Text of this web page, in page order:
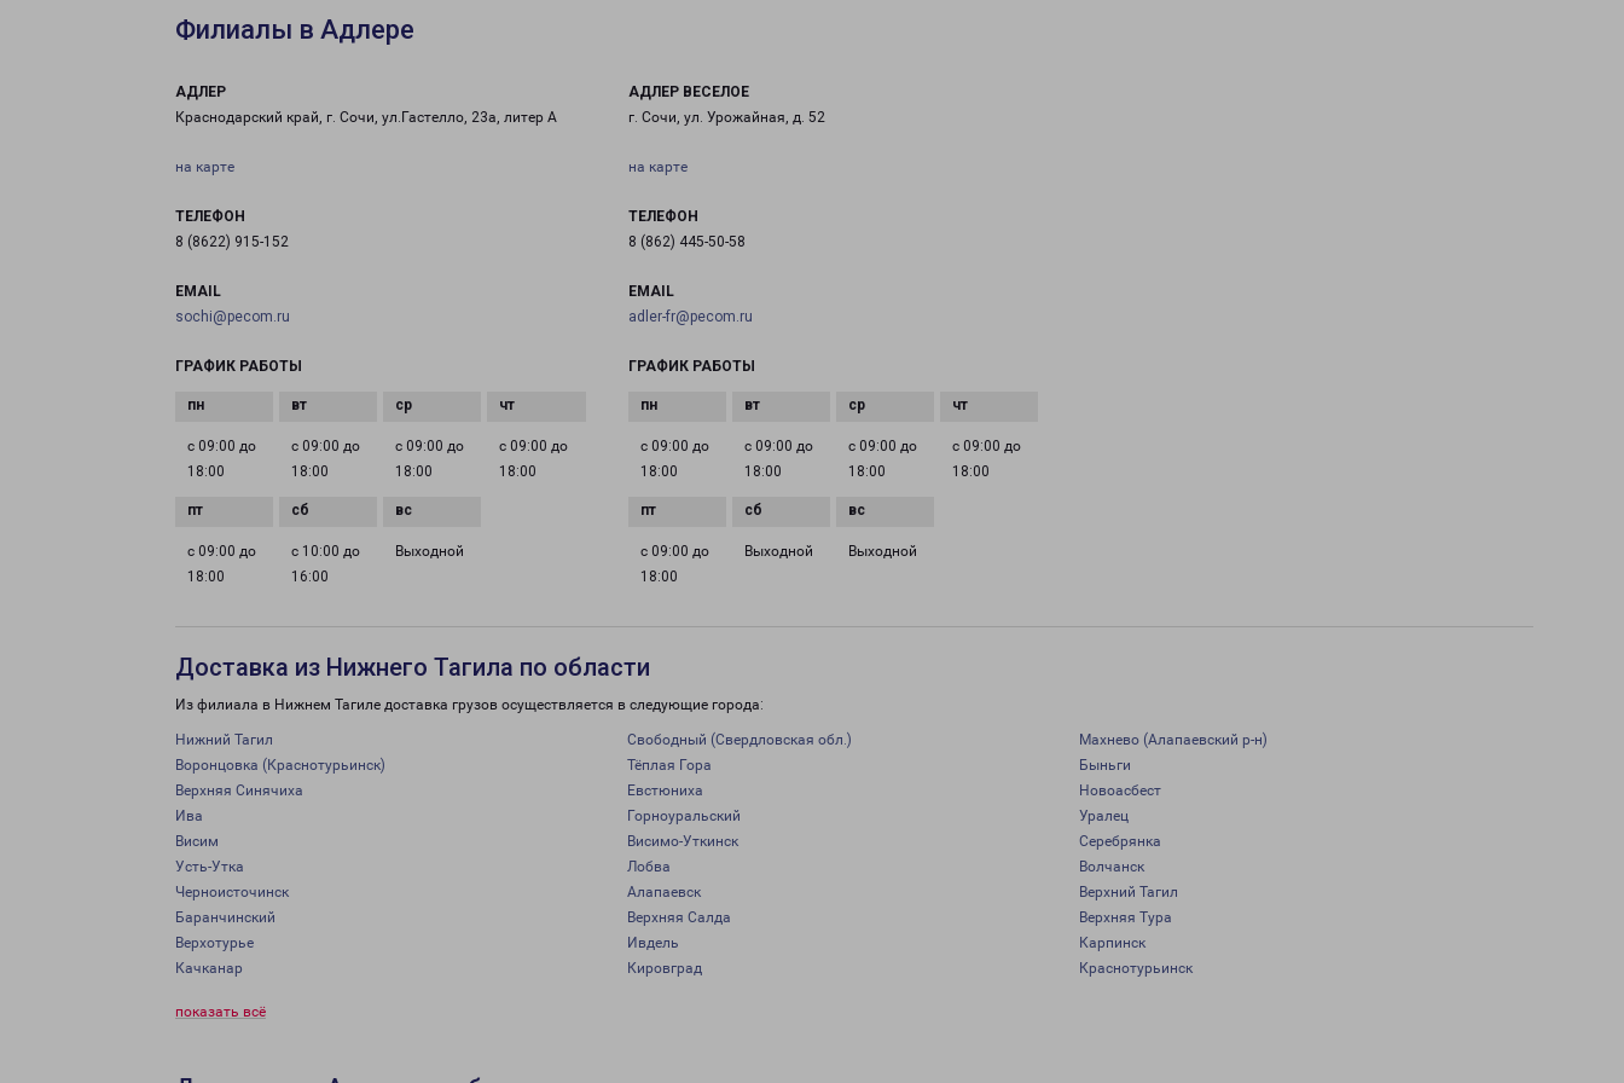
Филиалы в Адлере
АДЛЕР
Краснодарский край, г. Сочи, ул.Гастелло, 23а, литер А
на карте
ТЕЛЕФОН
8 (8622) 915-152
EMAIL
sochi@pecom.ru
ГРАФИК РАБОТЫ
с 09:00 до
18:00
с 09:00 до
18:00
с 09:00 до
18:00
с 09:00 до
18:00
с 09:00 до
18:00
с 10:00 до
16:00
Выходной
АДЛЕР ВЕСЕЛОЕ
г. Сочи, ул. Урожайная, д. 52
на карте
ТЕЛЕФОН
8 (862) 445-50-58
EMAIL
adler-fr@pecom.ru
ГРАФИК РАБОТЫ
с 09:00 до
18:00
с 09:00 до
18:00
с 09:00 до
18:00
с 09:00 до
18:00
с 09:00 до
18:00
Выходной Выходной
Доставка из Нижнего Тагила по области
Из филиала в Нижнем Тагиле доставка грузов осуществляется в следующие города:
Нижний Тагил Свободный (Свердловская обл.)
Махнево (Алапаевский р-н)
Воронцовка (Краснотурьинск)
Тёплая Гора
Быньги
Верхняя Синячиха
Евстюниха
Новоасбест
Ива
Горноуральский
Уралец
Висим
Висимо-Уткинск
Серебрянка
Усть-Утка
Лобва
Волчанск
Черноисточинск
Алапаевск
Верхний Тагил
Баранчинский
Верхняя Салда
Верхняя Тура
Верхотурье
Ивдель
Карпинск
Качканар
Кировград Краснотурьинск
показать всё